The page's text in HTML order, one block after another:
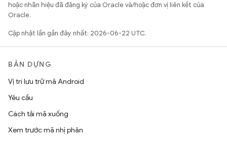
hoặc nhãn hiệu đã đăng ký của Oracle và/hoặc đơn vị liên kết của
Oracle.
Cập nhật lần gần đây nhất: 2026-06-22 UTC.
BẢN DỰNG
Vị trí lưu trữ mã Android
Yêu cầu
Cách tải mã xuống
Xem trước mã nhị phân